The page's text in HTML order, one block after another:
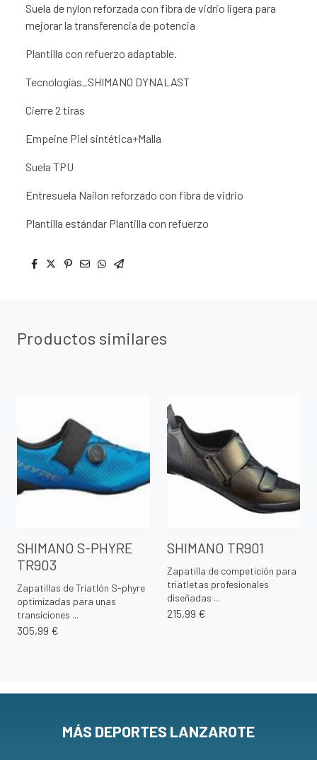
Suela de nylon reforzada con fibra de vidrio ligera para
mejorar la transferencia de potencia
Plantilla con refuerzo adaptable.
Tecnologías_SHIMANO DYNALAST
Cierre 2 tiras
Empeine Piel sintética+Malla
Suela TPU
Entresuela Nailon reforzado con fibra de vidrio
Plantilla estándar Plantilla con refuerzo
Productos similares
SHIMANO S-PHYRE
TR903
Zapatillas de Triatlón S-phyre
optimizadas para unas
transiciones ...
305,99 €
SHIMANO TR901
Zapatilla de competición para
triatletas profesionales
diseñadas ...
215,99 €
MÁS DEPORTES LANZAROTE